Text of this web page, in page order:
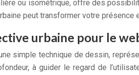
ou isométrique, offre des
peut transformer votre
urbaine pour le
simple technique de dessin,
à guider le regard de